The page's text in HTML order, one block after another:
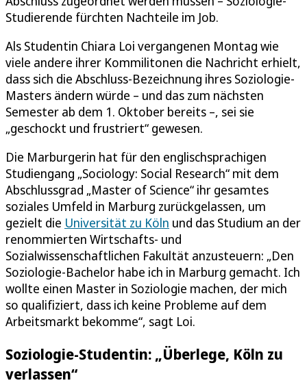
Studierende fürchten Nachteile im Job.
Als Studentin Chiara Loi vergangenen Montag wie
viele andere ihrer Kommilitonen die Nachricht erhielt,
dass sich die Abschluss-Bezeichnung ihres Soziologie-
Masters ändern würde – und das zum nächsten
Semester ab dem 1. Oktober bereits –, sei sie
„geschockt und frustriert“ gewesen.
Die Marburgerin hat für den englischsprachigen
Studiengang „Sociology: Social Research“ mit dem
Abschlussgrad „Master of Science“ ihr gesamtes
soziales Umfeld in Marburg zurückgelassen, um
gezielt die Universität zu Köln und das Studium an der
renommierten Wirtschafts- und
Sozialwissenschaftlichen Fakultät anzusteuern: „Den
Soziologie-Bachelor habe ich in Marburg gemacht. Ich
wollte einen Master in Soziologie machen, der mich
so qualifiziert, dass ich keine Probleme auf dem
Arbeitsmarkt bekomme“, sagt Loi.
Soziologie-Studentin: „Überlege, Köln zu
verlassen“